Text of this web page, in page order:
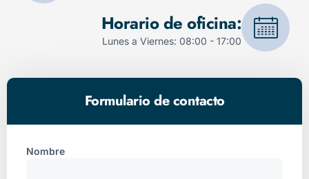
Formulario de contacto
Nombre
Horario de oficina:
Lunes a Viernes: 08:00 - 17:00